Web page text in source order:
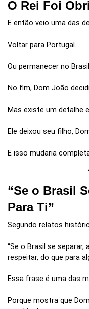
O Rei Foi
E então veio uma das
Voltar para Portugal.
Ou permanecer no
No fim, Dom João
Mas existe um detalhe
Ele deixou seu filho,
E isso mudaria
“Se o Brasil
Para Ti”
Segundo relatos
“Se o Brasil se separar,
respeitar, do que para
Essa frase é uma das
Porque mostra que